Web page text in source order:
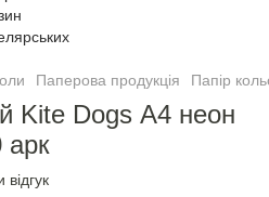
Паперова продукція Папiр
Kite Dogs А4 неон
арк